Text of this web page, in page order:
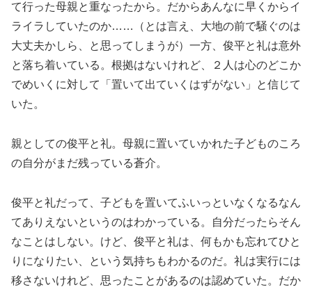
て行った母親と重なったから。だからあんなに早くからイ
ライラしていたのか……（とは言え、大地の前で騒ぐのは
大丈夫かしら、と思ってしまうが）一方、俊平と礼は意外
と落ち着いている。根拠はないけれど、２人は心のどこか
でめいくに対して「置いて出ていくはずがない」と信じて
いた。
親としての俊平と礼。母親に置いていかれた子どものころ
の自分がまだ残っている蒼介。
俊平と礼だって、子どもを置いてふいっといなくなるなん
てありえないというのはわかっている。自分だったらそん
なことはしない。けど、俊平と礼は、何もかも忘れてひと
りになりたい、という気持ちもわかるのだ。礼は実行には
移さないけれど、思ったことがあるのは認めていた。だか